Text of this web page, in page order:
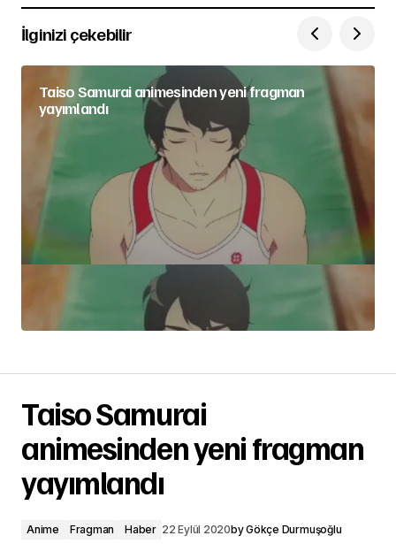
İlginizi çekebilir
Taiso Samurai animesinden yeni fragman
yayımlandı
Taiso Samurai
animesinden yeni fragman
yayımlandı
Anime Fragman Haber 22 Eylül 2020byGökçe Durmuşoğlu